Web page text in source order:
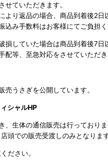
せていただきます。
より返品の場合、商品到着後2日
込み手数料はお客様にてご負担く
損していた場合は商品到着後7日
配等、至急対応をさせていただき
売うさぎを公開しています。
シャルHP
、生体の通信販売は行っておりま
頭での販売受渡しのみとなりま
ださい。